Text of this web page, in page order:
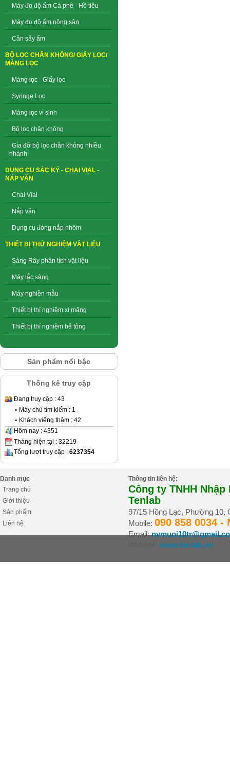
Máy đo độ ẩm Cà phê - Hồ tiêu
Máy đo độ ẩm nông sản
Cân sấy ẩm
BỘ LỌC CHÂN KHÔNG/ GIẤY LỌC/
MÀNG LỌC
Màng lọc - Giấy lọc
Syringe Lọc
Màng lọc vi sinh
Bộ lọc chân không
Gía đỡ bộ lọc chân không nhiều
nhánh
DỤNG CỤ SẮC KÝ - CHAI VIAL -
NẮP VẶN
Chai Vial
Nắp vặn
Dụng cụ đóng nắp nhôm
THIẾT BỊ THỬ NGHIỆM VẬT LIỆU
Sàng Rây phân tích vật liệu
Máy lắc sàng
Máy nghiền mẫu
Thiết bị thí nghiệm xi măng
Thiết bị thí nghiệm bê tông
Sản phẩm nổi bậc
Thống kê truy cập
Đang truy cập : 43
• Máy chủ tìm kiếm : 1
• Khách viếng thăm : 42
Hôm nay : 4351
Tháng hiện tại : 32219
Tổng lượt truy cập : 6237354
Danh mục
Trang chủ
Giới thiệu
Sản phẩm
Liên hệ
Thông tin liên hệ:
Công ty TNHH
Tenlab
97/15 Hồng Lạc, Phường 10,
Mobile: 090 858 0034 -
Email:
www.tenlab.vn